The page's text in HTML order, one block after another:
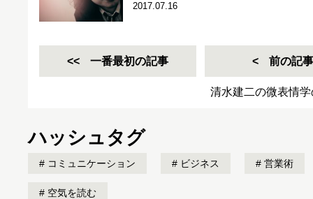
2017.07.16
一番最初の記事 前の記事
清水建二の微表情
ハッシュタグ
コミュニケーション ビジネス 営業術
空気を読む